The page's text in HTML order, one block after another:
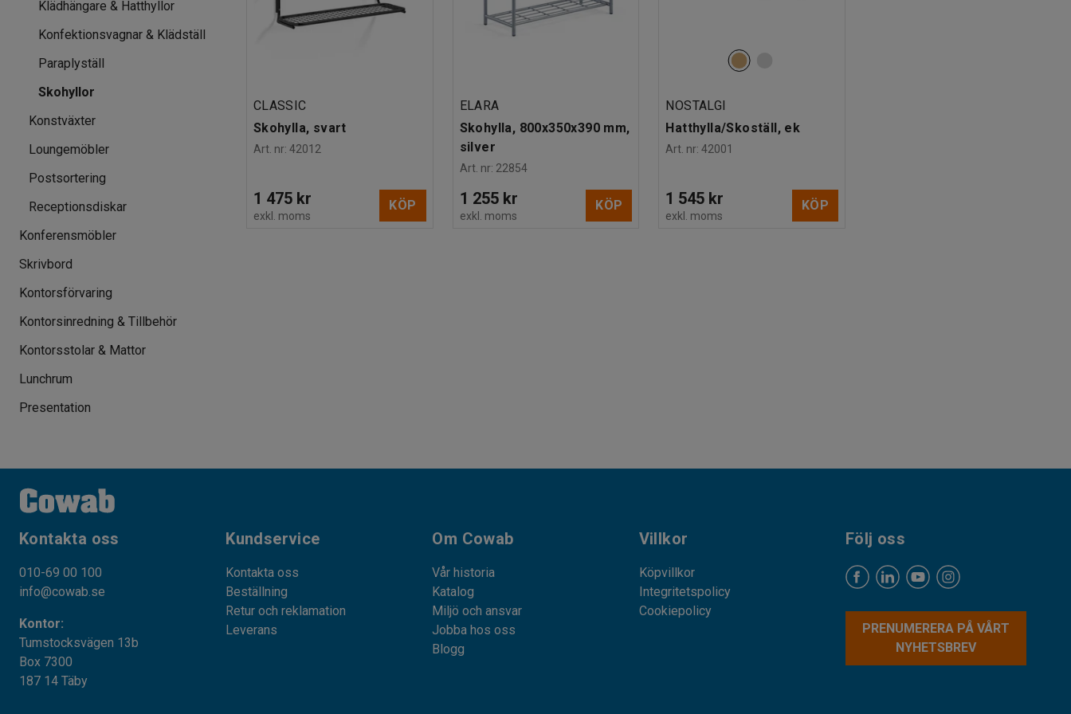
CLASSIC
Skohylla, svart
Art. nr: 42012
1 475 kr
exkl. moms
KÖP
ELARA
Skohylla, 800x350x390 mm,
silver
Art. nr: 22854
1 255 kr
exkl. moms
KÖP
NOSTALGI
Hatthylla/Skoställ, ek
Art. nr:42001
1 545 kr
exkl. moms
KÖP
Klädhängare & Hatthyllor
Konfektionsvagnar & Klädställ
Paraplyställ
Skohyllor
Konstväxter
Loungemöbler
Postsortering
Receptionsdiskar
Konferensmöbler
Skrivbord
Kontorsförvaring
Kontorsinredning & Tillbehör
Kontorsstolar & Mattor
Lunchrum
Presentation
Kontakta oss
010-69 00 100
info@cowab.se
Kontor:
Tumstocksvägen 13b
Box 7300
187 14 Täby
Kundservice
Kontakta oss
Beställning
Retur och reklamation
Leverans
Om Cowab
Vår historia
Katalog
Miljö och ansvar
Jobba hos oss
Blogg
Villkor
Köpvillkor
Integritetspolicy
Cookiepolicy
Följ oss
PRENUMERERA PÅ VÅRT
NYHETSBREV